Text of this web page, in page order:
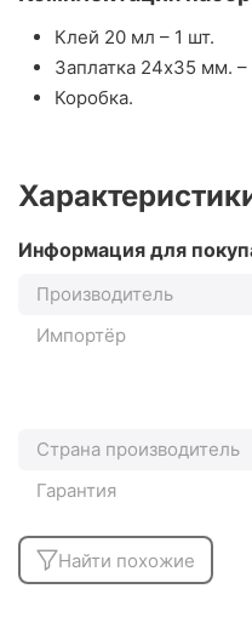
Клей 20 мл – 1 шт.
Заплатка 24x35 мм. –
Коробка.
Информация для
Производитель
Импортёр
Страна производитель
Гарантия
Найти похожие